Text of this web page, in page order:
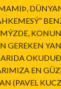
GEREKEN
EN
(PAVEL